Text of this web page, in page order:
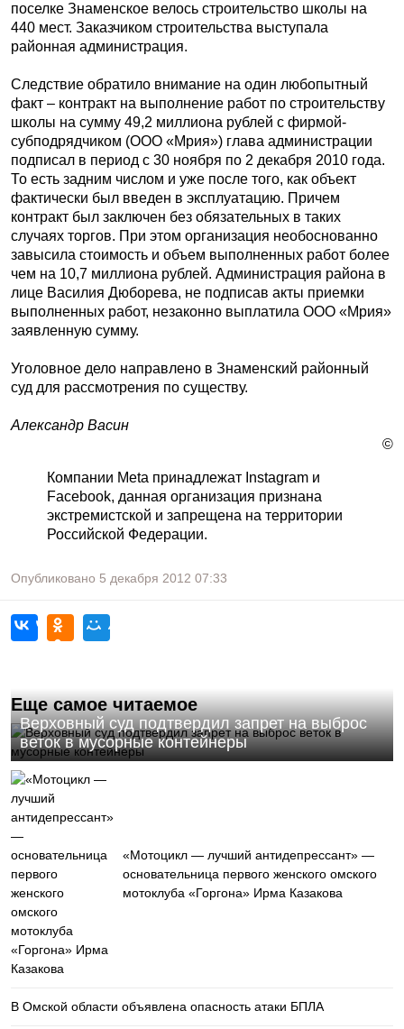
поселке Знаменское велось строительство школы на
440 мест. Заказчиком строительства выступала
районная администрация.
Следствие обратило внимание на один любопытный
факт – контракт на выполнение работ по строительству
школы на сумму 49,2 миллиона рублей с фирмой-
субподрядчиком (ООО «Мрия») глава администрации
подписал в период с 30 ноября по 2 декабря 2010 года.
То есть задним числом и уже после того, как объект
фактически был введен в эксплуатацию. Причем
контракт был заключен без обязательных в таких
случаях торгов. При этом организация необоснованно
завысила стоимость и объем выполненных работ более
чем на 10,7 миллиона рублей. Администрация района в
лице Василия Дюборева, не подписав акты приемки
выполненных работ, незаконно выплатила ООО «Мрия»
заявленную сумму.
Уголовное дело направлено в Знаменский районный
суд для рассмотрения по существу.
Александр Васин
©
Компании Meta принадлежат Instagram и
Facebook, данная организация признана
экстремистской и запрещена на территории
Российской Федерации.
Опубликовано 5 декабря 2012 07:33
Еще самое читаемое
Верховный суд подтвердил запрет на выброс
веток в мусорные контейнеры
«Мотоцикл — лучший антидепрессант» —
основательница первого женского омского
мотоклуба «Горгона» Ирма Казакова
В Омской области объявлена опасность атаки БПЛА